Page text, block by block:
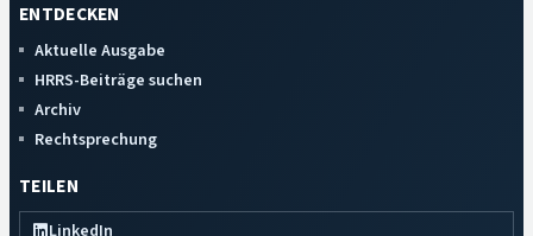
ENTDECKEN
Aktuelle Ausgabe
HRRS-Beiträge suchen
Archiv
Rechtsprechung
TEILEN
LinkedIn